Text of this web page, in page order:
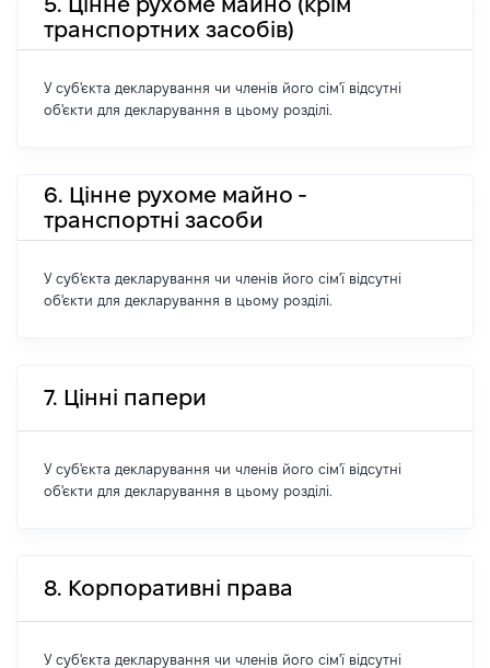
транспортних засобів)
У суб'єкта декларування чи членів його сім'ї відсутні
об'єкти для декларування в цьому розділі.
6. Цінне рухоме майно -
транспортні засоби
У суб'єкта декларування чи членів його сім'ї відсутні
об'єкти для декларування в цьому розділі.
7. Цінні папери
У суб'єкта декларування чи членів його сім'ї відсутні
об'єкти для декларування в цьому розділі.
8. Корпоративні права
У суб'єкта декларування чи членів його сім'ї відсутні